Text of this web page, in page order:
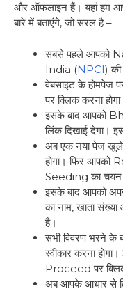
और ऑफलाइन हैं। यहां हम
बारे में बताएंगे, जो सरल है –
सबसे पहले आपको
India (NPCI) की
वेबसाइट के होमपेज
पर क्लिक करना
इसके बाद आपको
लिंक दिखाई देगा।
अब एक नया पेज
होगा। फिर
Seeding का चयन
इसके बाद आपको
का नाम, खाता
है।
सभी विवरण भरने के
स्वीकार करना
Proceed पर
अब आपके आधार से